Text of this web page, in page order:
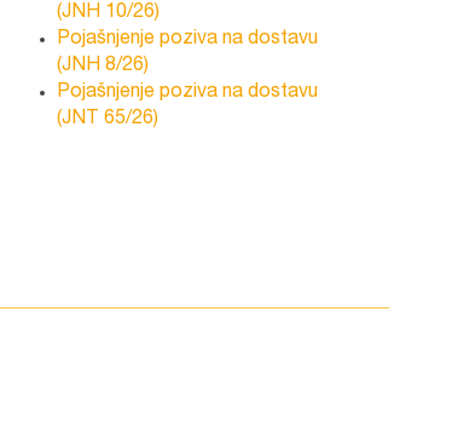
(JNH 10/26)
Pojašnjenje poziva na dostavu
(JNH 8/26)
Pojašnjenje poziva na dostavu
(JNT 65/26)